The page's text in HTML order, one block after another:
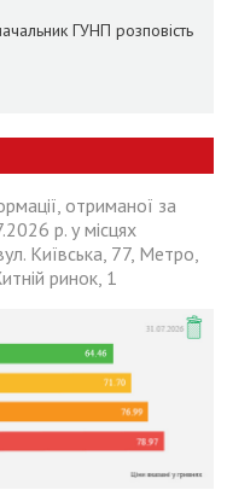
ГУНП розповість
отриманої за
р. у місцях
Київська, 77, Метро,
ринок, 1